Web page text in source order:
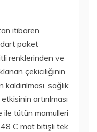
itibaren
paket
renklerinden ve
çekiciliğinin
sağlık
etkisinin artırılması
ile tütün mamulleri
C mat bitişli tek